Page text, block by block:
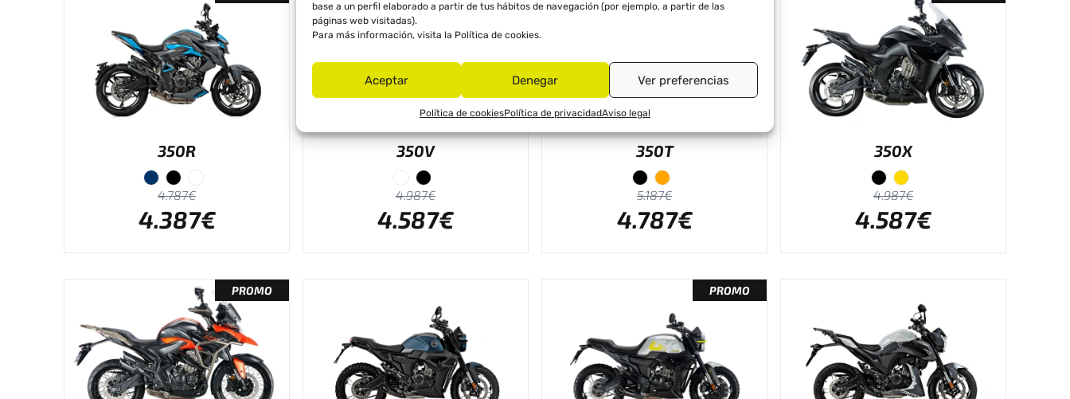
base a un perfil elaborado a partir de tus hábitos de navegación (por ejemplo, a partir de las
páginas web visitadas).
Para más información, visita la Política de cookies.
Aceptar Denegar Ver preferencias
Política de cookiesPolítica de privacidadAviso legal
350R
4.787€
4.387€
350V
4.987€
4.587€
350T
5.187€
4.787€
350X
4.987€
4.587€
PROMO PROMO